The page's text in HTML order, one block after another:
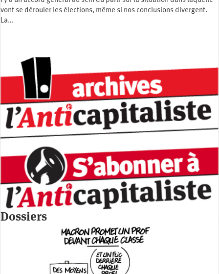
vont se dérouler les élections, même si nos conclusions divergent.
La…
Dossiers